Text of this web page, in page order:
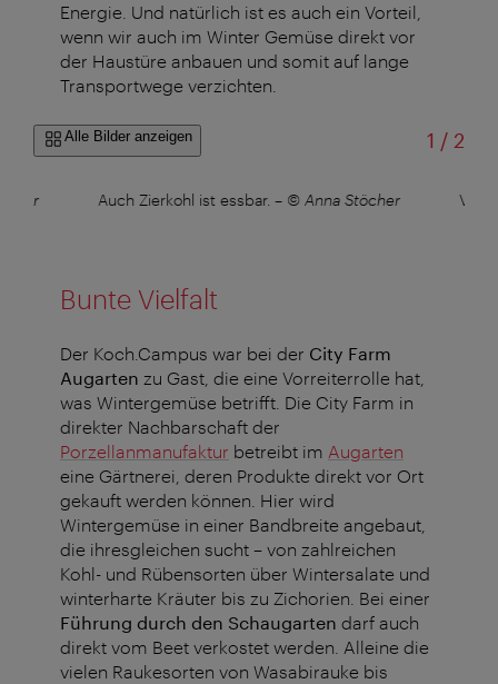
Energie. Und natürlich ist es auch ein Vorteil,
wenn wir auch im Winter Gemüse direkt vor
der Haustüre anbauen und somit auf lange
Transportwege verzichten.
Alle Bilder anzeigen 1 /von
2
Auch Zierkohl ist essbar. – © Anna Stöcher
Bunte Vielfalt
Der Koch.Campus war bei der City Farm
Augarten zu Gast, die eine Vorreiterrolle hat,
was Wintergemüse betrifft. Die City Farm in
direkter Nachbarschaft der
Porzellanmanufaktur betreibt im Augarten
eine Gärtnerei, deren Produkte direkt vor Ort
gekauft werden können. Hier wird
Wintergemüse in einer Bandbreite angebaut,
die ihresgleichen sucht – von zahlreichen
Kohl- und Rübensorten über Wintersalate und
winterharte Kräuter bis zu Zichorien. Bei einer
Führung durch den Schaugarten darf auch
direkt vom Beet verkostet werden. Alleine die
vielen Raukesorten von Wasabirauke bis